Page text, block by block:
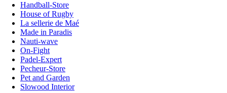
Handball-Store
House of Rugby
La sellerie de Maé
Made in Paradis
Nauti-wave
On-Fight
Padel-Expert
Pecheur-Store
Pet and Garden
Slowood Interior